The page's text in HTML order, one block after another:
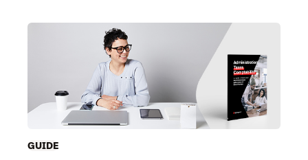
GUIDE